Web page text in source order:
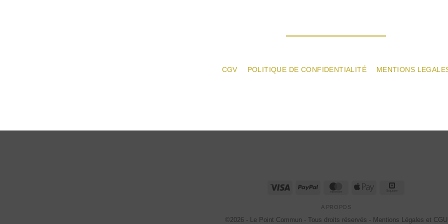
CGV POLITIQUE DE CONFIDENTIALITÉ MENTIONS
Visa PayPal MasterCardApple
A PROPOS
©2026 - Le Point Commun - Tous droits réservés - Mentions Légales et CGU